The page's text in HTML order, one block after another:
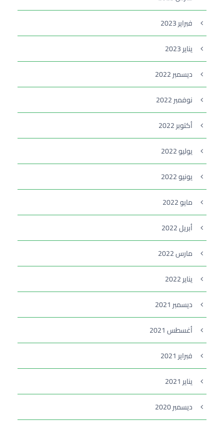
فبراير 2023
يناير 2023
ديسمبر 2022
نوفمبر 2022
أكتوبر 2022
يوليو 2022
يونيو 2022
مايو 2022
أبريل 2022
مارس 2022
يناير 2022
ديسمبر 2021
أغسطس 2021
فبراير 2021
يناير 2021
ديسمبر 2020